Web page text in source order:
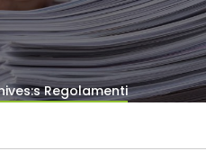
Regolamenti